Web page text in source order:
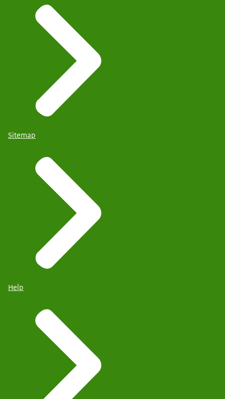
Sitemap
Help